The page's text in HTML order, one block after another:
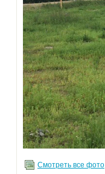
Смотреть все фото